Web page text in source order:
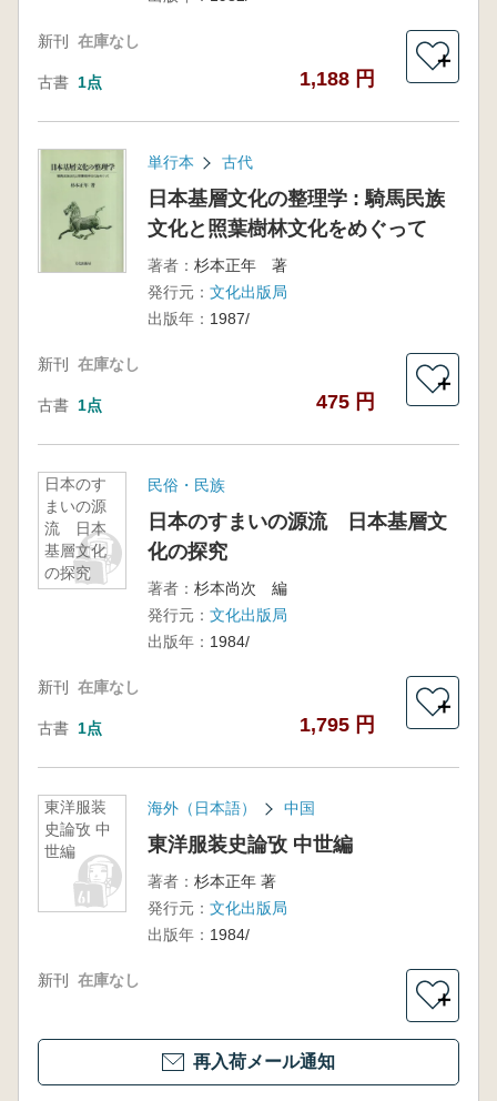
新刊 在庫なし
古書 1点 1,188 円
＋
単行本 古代
日本基層文化の整理学 : 騎馬民族
文化と照葉樹林文化をめぐって
著者： 杉本正年 著
発行元： 文化出版局
出版年： 1987/
新刊 在庫なし
古書 1点 475 円
＋
日本のす
まいの源
流 日本
基層文化
の探究
民俗・民族
日本のすまいの源流 日本基層文
化の探究
著者： 杉本尚次 編
発行元： 文化出版局
出版年： 1984/
新刊 在庫なし
古書 1点 1,795 円
＋
東洋服装
史論攷 中
世編
海外（日本語） 中国
東洋服装史論攷 中世編
著者： 杉本正年 著
発行元： 文化出版局
出版年： 1984/
新刊 在庫なし
＋
再入荷メール通知